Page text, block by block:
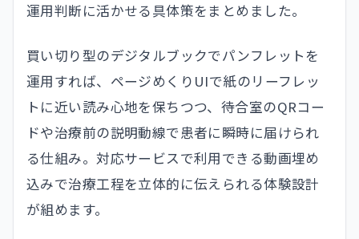
運用判断に活かせる具体策をまとめました。
買い切り型のデジタルブックでパンフレットを
運用すれば、ページめくりUIで紙のリーフレッ
トに近い読み心地を保ちつつ、待合室のQRコー
ドや治療前の説明動線で患者に瞬時に届けられ
る仕組み。対応サービスで利用できる動画埋め
込みで治療工程を立体的に伝えられる体験設計
が組めます。